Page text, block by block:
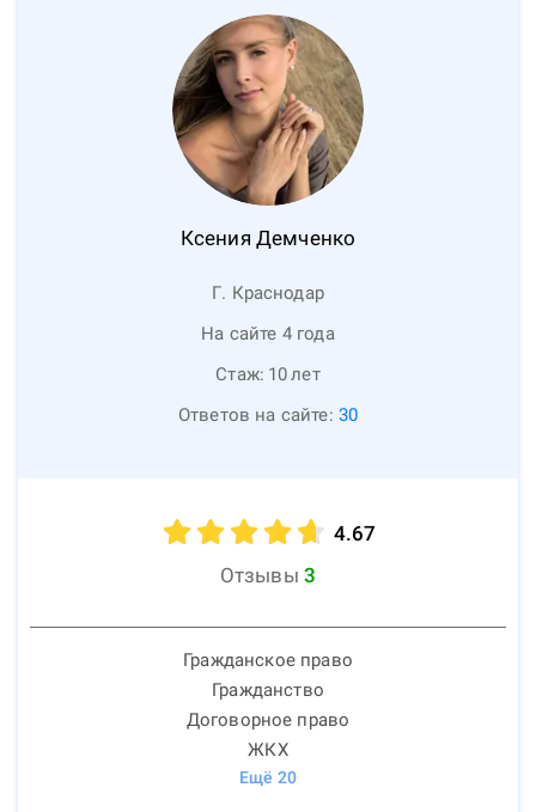
Ксения Демченко
Г. Краснодар
На сайте 4 года
Стаж: 10лет
Ответов на сайте: 30
4.67
Отзывы 3
Гражданское право
Гражданство
Договорное право
ЖКХ
Ещё 20